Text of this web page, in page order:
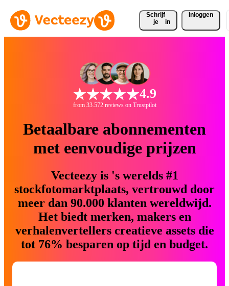
Schrijf
je
in
Inloggen
4.9
from 33.572 reviews on Trustpilot
Betaalbare abonnementen
met eenvoudige prijzen
Vecteezy is 's werelds #1
stockfotomarktplaats, vertrouwd door
meer dan 90.000 klanten wereldwijd.
Het biedt merken, makers en
verhalenvertellers creatieve assets die
tot 76% besparen op tijd en budget.